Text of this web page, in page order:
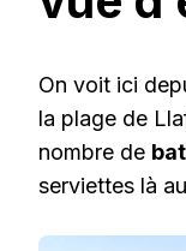
On voit ici
la plage de
nombre de
serviettes là